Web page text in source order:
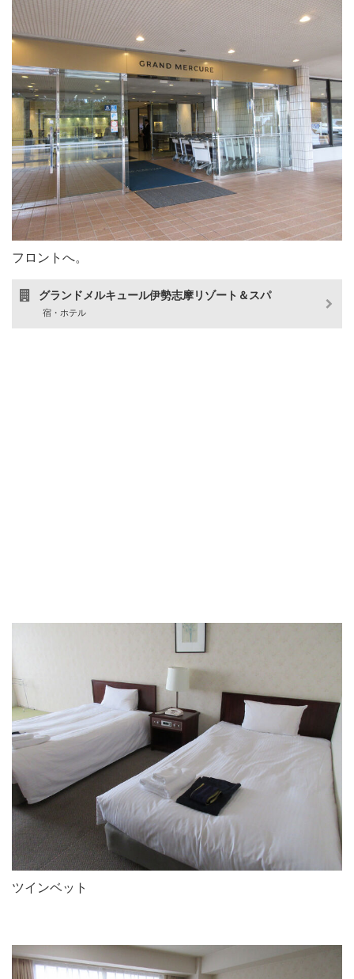
フロントへ。
グランドメルキュール伊勢志摩リゾート＆スパ
宿・ホテル
ツインベット